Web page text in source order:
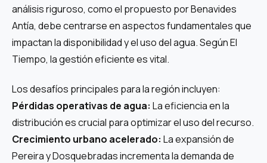
análisis riguroso, como el propuesto por Benavides
Antía, debe centrarse en aspectos fundamentales que
impactan la disponibilidad y el uso del agua. Según El
Tiempo, la gestión eficiente es vital.
Los desafíos principales para la región incluyen:
Pérdidas operativas de agua: La eficiencia en la
distribución es crucial para optimizar el uso del recurso.
Crecimiento urbano acelerado: La expansión de
Pereira y Dosquebradas incrementa la demanda de